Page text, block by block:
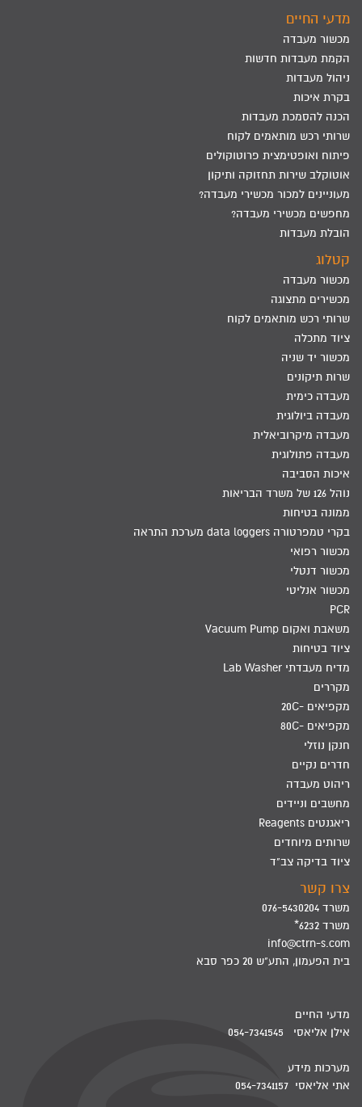
מדעי החיים
מכשור מעבדה
הקמת מעבדות חדשות
ניהול מעבדות
בקרת איכות
הכנה להסמכת מעבדות
שרותי רכש מותאמים לקוח
פיתוח ואופטימצית פרוטוקולים
אוטוקלב שירות תחזוקה ותיקון
מעוניינים למכור מכשירי מעבדה?
מחפשים מכשירי מעבדה?
הובלת מעבדות
קטלוג
מכשור מעבדה
מכשירים מתצוגה
שרותי רכש מותאמים לקוח
ציוד מתכלה
מכשור יד שניה
שרות תיקונים
מעבדה כימית
מעבדה ביולוגית
מעבדה מיקרוביאלית
מעבדה פתולוגית
איכות הסביבה
נוהל 126 של משרד הבריאות
ממונה בטיחות
בקרי טמפרטורה data loggers מערכת התראה
מכשור רפואי
מכשור דנטלי
מכשור אנליטי
PCR
משאבת ואקום Vacuum Pump
ציוד בטיחות
מדיח מעבדתי Lab Washer
מקררים
מקפיאים -20C
מקפיאים -80C
חנקן נוזלי
חדרים נקיים
ריהוט מעבדה
מחשבים וניידים
ריאגנטים Reagents
שרותים מיוחדים
ציוד בדיקה צב"ד
צרו קשר
משרד 076-5430204
משרד 6232*
info@ctrn-s.com
בית הפעמון, התע"ש 20 כפר סבא
מדעי החיים
אילן אליאסי 054-7341545
מערכות מידע
אתי אליאסי 054-7341157